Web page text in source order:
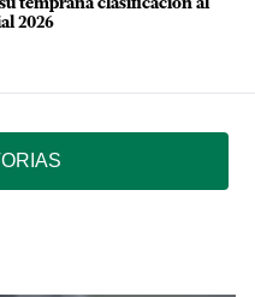
temprana clasificación al
2026